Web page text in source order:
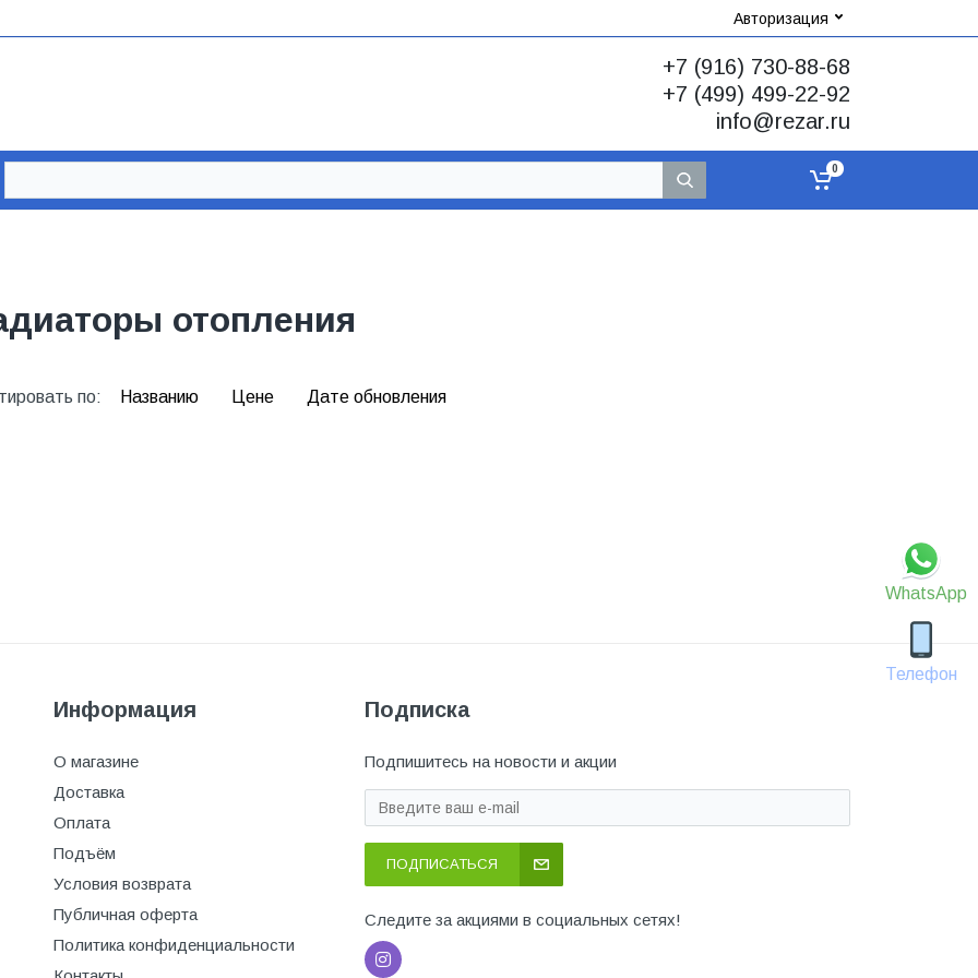
WhatsApp
Телефон
Авторизация
+7 (916) 730-88-68
+7 (499) 499-22-92
info@rezar.ru
0
отопления
по: Названию Цене Дате обновления
Информация
О магазине
Доставка
Оплата
Подъём
Условия возврата
Публичная оферта
Политика конфиденциальности
Подписка
Подпишитесь на новости и акции
ПОДПИСАТЬСЯ
Следите за акциями в социальных сетях!